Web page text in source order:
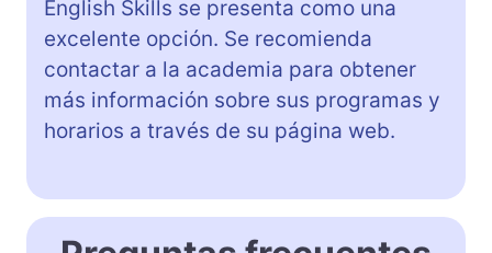
English Skills se presenta como una
excelente opción. Se recomienda
contactar a la academia para obtener
más información sobre sus programas y
horarios a través de su página web.